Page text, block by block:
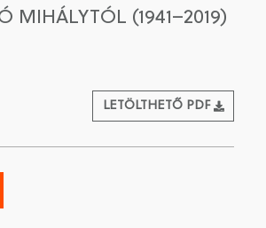
MIHÁLYTÓL (1941–2019)
LETÖLTHETŐ PDF